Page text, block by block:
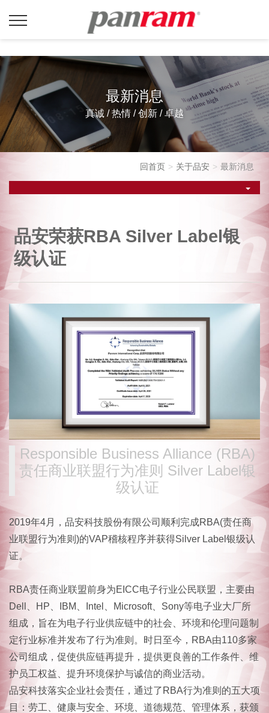
最新消息
真诚 / 热情 / 创新 / 卓越
回首页 关于品安 最新消息
品安荣获RBA Silver Label银
级认证
Responsible Business Alliance (RBA)
责任商业联盟行为准则 Silver Label银
级认证
2019年4月，品安科技股份有限公司顺利完成RBA(责任商
业联盟行为准则)的VAP稽核程序并获得Silver Label银级认
证。
RBA责任商业联盟前身为EICC电子行业公民联盟，主要由
Dell、HP、IBM、Intel、Microsoft、Sony等电子业大厂所
组成，旨在为电子行业供应链中的社会、环境和伦理问题制
定行业标准并发布了行为准则。时日至今，RBA由110多家
公司组成，促使供应链再提升，提供更良善的工作条件、维
护员工权益、提升环境保护与诚信的商业活动。
品安科技落实企业社会责任，通过了RBA行为准则的五大项
目：劳工、健康与安全、环境、道德规范、管理体系，获颁